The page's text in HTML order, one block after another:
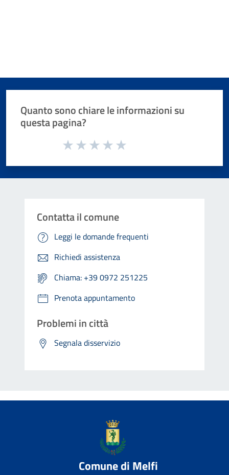
Quanto sono chiare le informazioni su
questa pagina?
Valuta da 1 a 5 stelle la pagina
Contatta il comune
Leggi le domande frequenti
Richiedi assistenza
Chiama: +39 0972 251225
Prenota appuntamento
Problemi in città
Segnala disservizio
Comune di Melfi